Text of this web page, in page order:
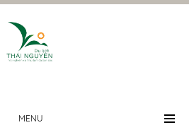
MENU